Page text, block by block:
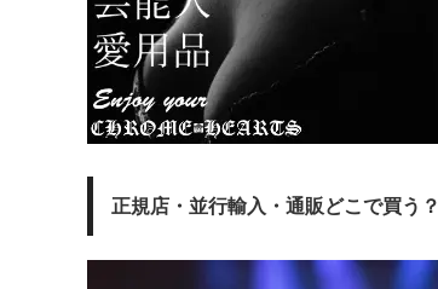
正規店・並行輸入・通販どこで買う？